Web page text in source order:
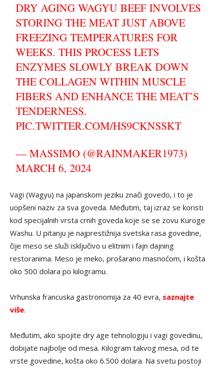
DRY AGING WAGYU BEEF INVOLVES
STORING THE MEAT JUST ABOVE
FREEZING TEMPERATURES FOR
WEEKS. THIS PROCESS LETS
ENZYMES SLOWLY BREAK DOWN
THE COLLAGEN WITHIN MUSCLE
FIBERS AND ENHANCE THE MEAT’S
TENDERNESS.
PIC.TWITTER.COM/HS9CKNSSKT
— MASSIMO (@RAINMAKER1973)
MARCH 6, 2024
Vagi (Wagyu) na japanskom jeziku znači govedo, i to je
uopšeni naziv za sva goveda. Međutim, taj izraz se koristi
kod specijalnih vrsta crnih goveda koje se se zovu Kuroge
Washu. U pitanju je najprestižnija svetska rasa govedine,
čije meso se služi isključivo u elitnim i fajn dajning
restoranima. Meso je meko, prošarano masnoćom, i košta
oko 500 dolara po kilogramu.
Vrhunska francuska gastronomija za 40 evra, saznajte
više.
Međutim, ako spojite dry age tehnologiju i vagi govedinu,
dobijate najbolje od mesa. Kilogram takvog mesa, od te
vrste govedine, košta oko 6.500 dolara. Na svetu postoji